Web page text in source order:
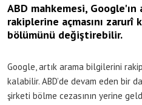
ABD mahkemesi,
rakiplerine açmasını zarurî
bölümünü değiştirebilir.
Google, artık arama bilgilerini
kalabilir. ABD’de devam eden bir
şirketi bölme cezasının yerine